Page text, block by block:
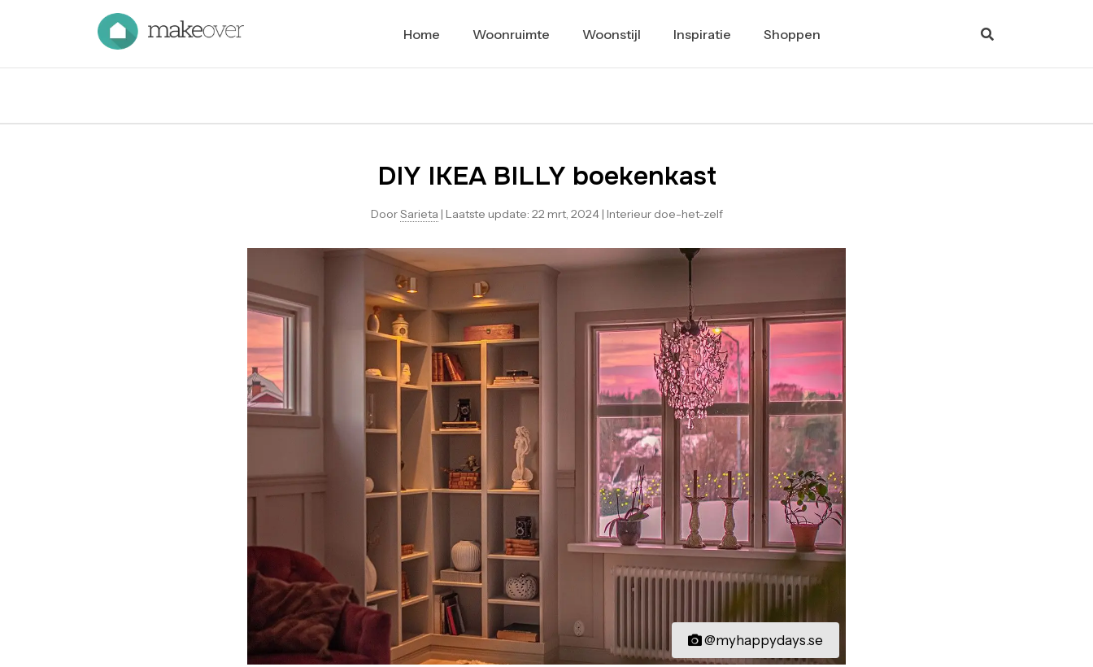
Home Woonruimte Woonstijl Inspiratie Shoppen
DIY IKEA BILLY boekenkast
DoorSarieta | Laatste update: 22 mrt, 2024 | Interieur doe-het-zelf
@myhappydays.se